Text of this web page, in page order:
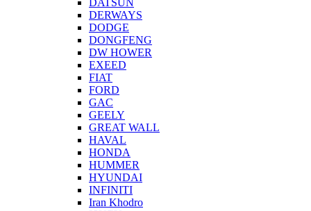
DATSUN
DERWAYS
DODGE
DONGFENG
DW HOWER
EXEED
FIAT
FORD
GAC
GEELY
GREAT WALL
HAVAL
HONDA
HUMMER
HYUNDAI
INFINITI
Iran Khodro